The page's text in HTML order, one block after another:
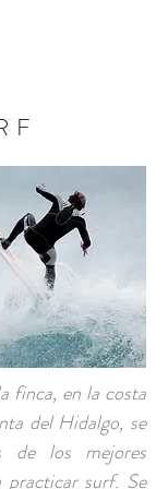
finca, en la costa
del Hidalgo, se
de los mejores
practicar surf. Se